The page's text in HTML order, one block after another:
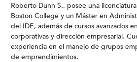
Roberto Dunn S., posee una
Boston College y un Máster en
del IDE, además de cursos avanzados
corporativas y dirección empresarial.
experiencia en el manejo de grupos
de emprendimientos.